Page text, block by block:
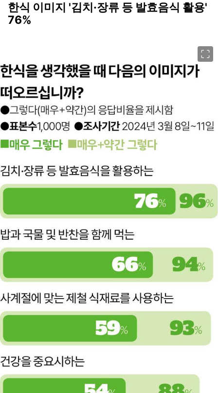
한식 이미지 '김치·장류 등 발효음식 활용'
76%